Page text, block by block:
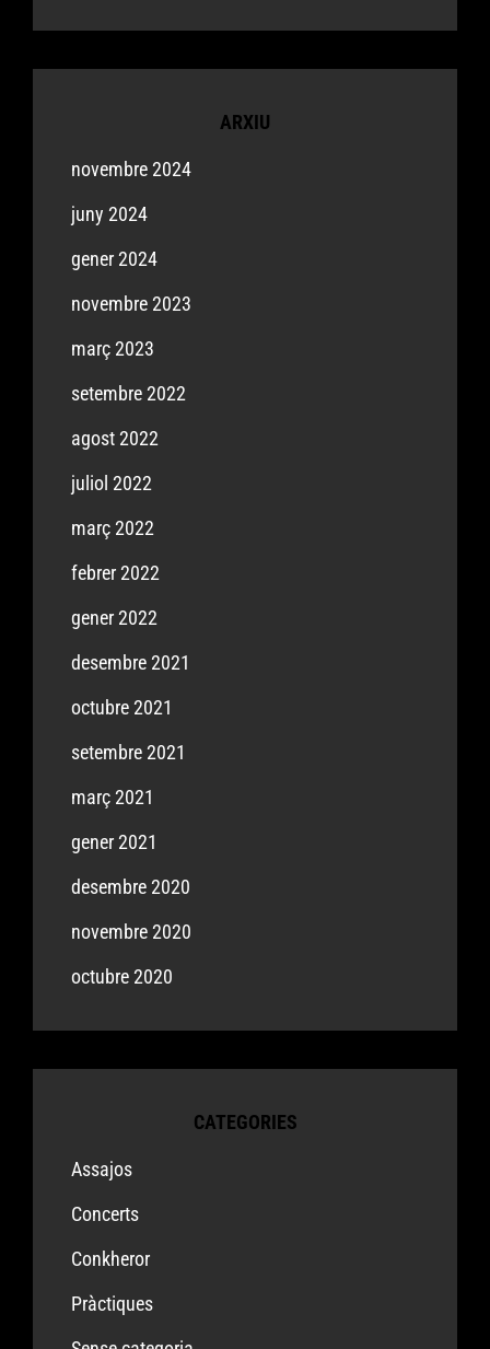
ARXIU
novembre 2024
juny 2024
gener 2024
novembre 2023
març 2023
setembre 2022
agost 2022
juliol 2022
març 2022
febrer 2022
gener 2022
desembre 2021
octubre 2021
setembre 2021
març 2021
gener 2021
desembre 2020
novembre 2020
octubre 2020
CATEGORIES
Assajos
Concerts
Conkheror
Pràctiques